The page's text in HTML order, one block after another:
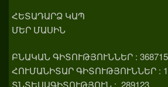
ՀԵՏԱԴԱՐՁ ԿԱՊ
ՄԵՐ ՄԱՍԻՆ
ԲՆԱԿԱՆ ԳԻՏՈՒԹՅՈՒՆՆԵՐ : 368715
ՀՈՒՄԱՆԻՏԱՐ ԳԻՏՈՒԹՅՈՒՆՆԵՐ :
ՏՆՏԵՍԱԳԻՏՈՒԹՅՈՒՆ : 289123